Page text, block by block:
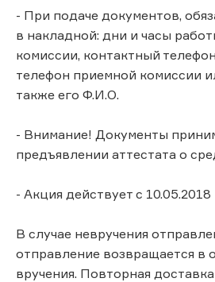
- При подаче документов,
в накладной: дни и часы
комиссии, контактный
телефон приемной комиссии
также его Ф.И.О.
- Внимание! Документы
предъявлении аттестата о
- Акция действует с 10.05.2018
В случае невручения
отправление возвращается в
вручения. Повторная